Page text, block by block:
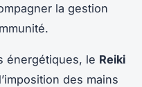
la gestion
énergétiques, le Reiki
des mains